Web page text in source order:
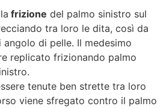
frizione del palmo sinistro sul
tra loro le dita, così da
angolo di pelle. Il medesimo
replicato frizionando palmo
tenute ben strette tra loro
viene sfregato contro il palmo